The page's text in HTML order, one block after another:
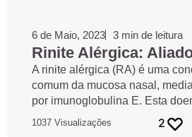
6 de Maio, 2023 3 min de leitura
Rinite Alérgica:
A rinite alérgica (RA) é uma
comum da mucosa nasal,
por imunoglobulina E. Esta
1037 Visualizações 2